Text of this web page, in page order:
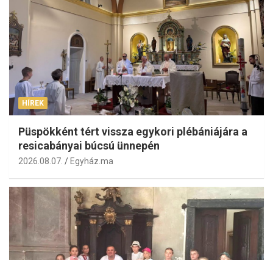
HÍREK
Püspökként tért vissza egykori plébániájára a
resicabányai búcsú ünnepén
2026.08.07. Egyház.ma